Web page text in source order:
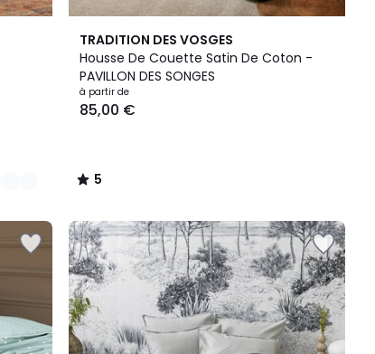
TRADITION DES VOSGES
Housse De Couette Satin De Coton -
PAVILLON DES SONGES
à partir de
85,00 €
5
/
5
5
/